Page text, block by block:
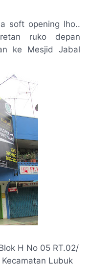
soft opening lho..
ruko depan
ke Mesjid Jabal
H No 05 RT.02/
Lubuk